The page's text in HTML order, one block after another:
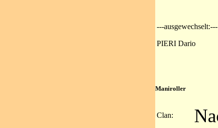
---ausgewechselt:---
PIERI Dario
Maniroller
Clan: